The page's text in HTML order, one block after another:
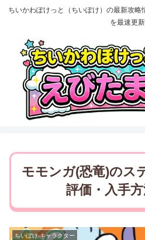
ちいかわぽけっと（ちいぽけ）の最新攻略
を最速更新
モモンガ(恐竜)のス
評価・入手
ちいぽけ-キャラクター